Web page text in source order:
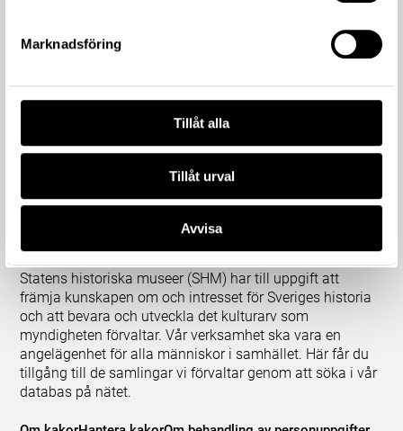
Marknadsföring
Tillåt alla
Tillåt urval
Avvisa
Om våra samlingar
Statens historiska museer (SHM) har till uppgift att
främja kunskapen om och intresset för Sveriges historia
och att bevara och utveckla det kulturarv som
myndigheten förvaltar. Vår verksamhet ska vara en
angelägenhet för alla människor i samhället. Här får du
tillgång till de samlingar vi förvaltar genom att söka i vår
databas på nätet.